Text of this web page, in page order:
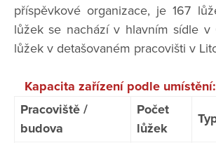
příspěvkové organizace, je 167
lůžek se nachází v hlavním sídle v
lůžek v detašovaném pracovišti v
Kapacita zařízení podle umístění:
Pracoviště /
budova
Počet
lůžek